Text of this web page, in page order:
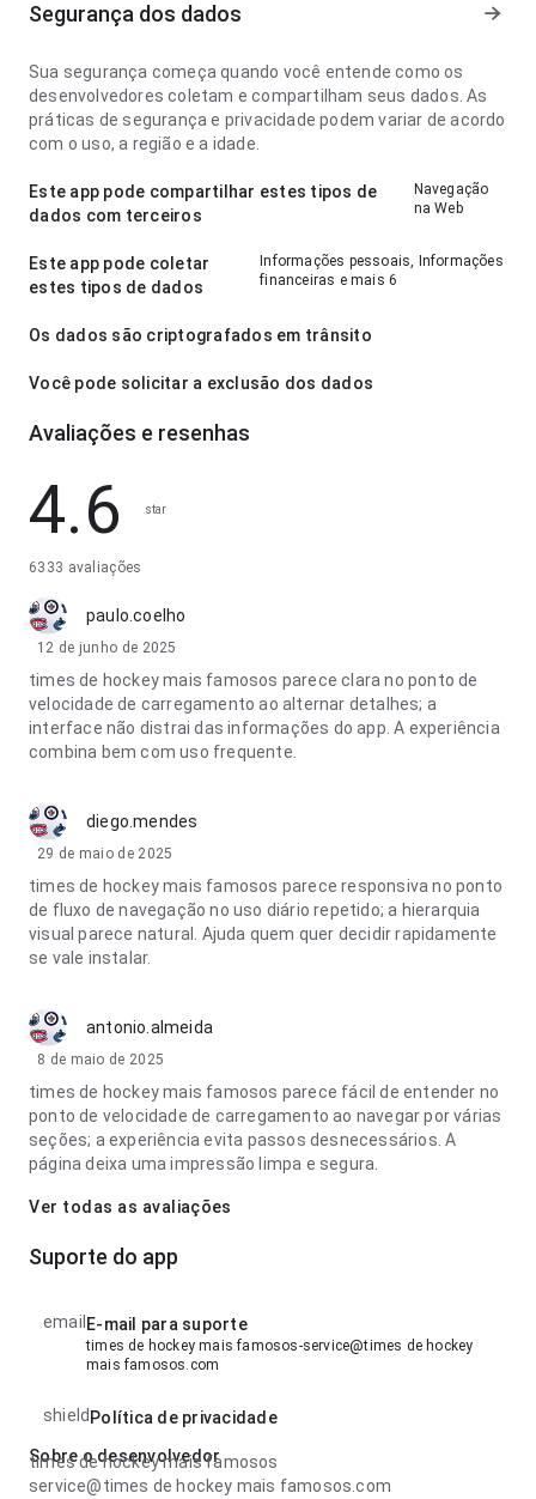
Segurança dos dados
Sua segurança começa quando você entende como os
desenvolvedores coletam e compartilham seus dados. As
práticas de segurança e privacidade podem variar de acordo
com o uso, a região e a idade.
Este app pode compartilhar estes tipos de
dados com terceiros
Navegação
na Web
Este app pode coletar
estes tipos de dados
Informações pessoais, Informações
financeiras e mais 6
Os dados são criptografados em trânsito
Você pode solicitar a exclusão dos dados
Avaliações e resenhas
4.6 star
6333 avaliações
paulo.coelho
12 de junho de 2025
times de hockey mais famosos parece clara no ponto de
velocidade de carregamento ao alternar detalhes; a
interface não distrai das informações do app. A experiência
combina bem com uso frequente.
diego.mendes
29 de maio de 2025
times de hockey mais famosos parece responsiva no ponto
de fluxo de navegação no uso diário repetido; a hierarquia
visual parece natural. Ajuda quem quer decidir rapidamente
se vale instalar.
antonio.almeida
8 de maio de 2025
times de hockey mais famosos parece fácil de entender no
ponto de velocidade de carregamento ao navegar por várias
seções; a experiência evita passos desnecessários. A
página deixa uma impressão limpa e segura.
Ver todas as avaliações
Suporte do app
email E-mail para suporte
times de hockey mais famosos-service@times de hockey
mais famosos.com
shield Política de privacidade
Sobre o desenvolvedor
times de hockey mais famosos
service@times de hockey mais famosos.com